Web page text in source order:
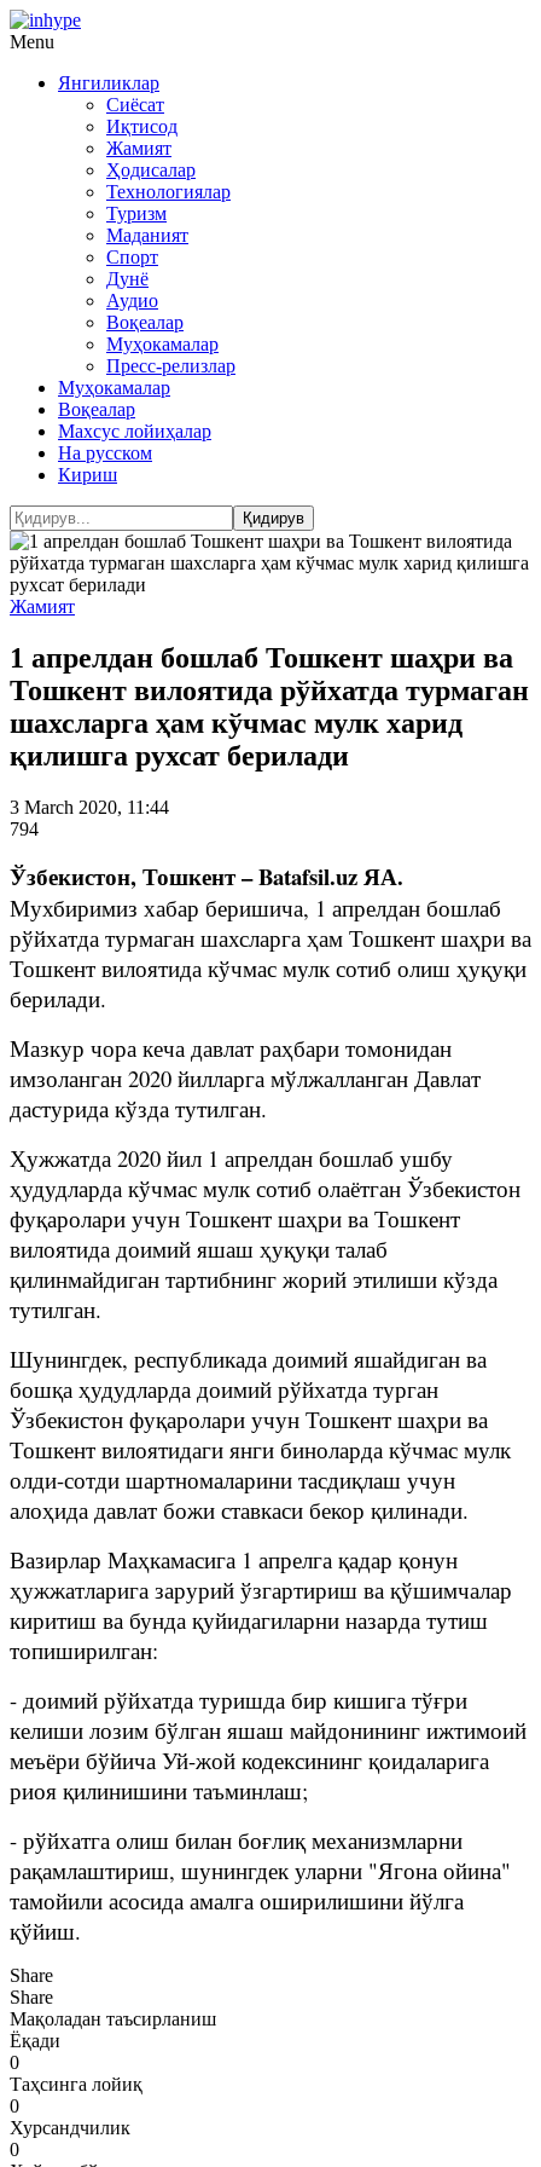
Menu
Янгиликлар
Сиёсат
Иқтисод
Жамият
Ҳодисалар
Технологиялар
Туризм
Маданият
Спорт
Дунё
Аудио
Воқеалар
Муҳокамалар
Пресс-релизлар
Муҳокамалар
Воқеалар
Махсус лойиҳалар
На русском
Кириш
Жамият
1 апрелдан бошлаб Тошкент шаҳри ва
Тошкент вилоятида рўйхатда турмаган
шахсларга ҳам кўчмас мулк харид
қилишга рухсат берилади
3 March 2020, 11:44
794
Ўзбекистон, Тошкент – Batafsil.uz ЯА.
Мухбиримиз хабар беришича, 1 апрелдан бошлаб
рўйхатда турмаган шахсларга ҳам Тошкент шаҳри ва
Тошкент вилоятида кўчмас мулк сотиб олиш ҳуқуқи
берилади.
Мазкур чора кеча давлат раҳбари томонидан
имзоланган 2020 йилларга мўлжалланган Давлат
дастурида кўзда тутилган.
Ҳужжатда 2020 йил 1 апрелдан бошлаб ушбу
ҳудудларда кўчмас мулк сотиб олаётган Ўзбекистон
фуқаролари учун Тошкент шаҳри ва Тошкент
вилоятида доимий яшаш ҳуқуқи талаб
қилинмайдиган тартибнинг жорий этилиши кўзда
тутилган.
Шунингдек, республикада доимий яшайдиган ва
бошқа ҳудудларда доимий рўйхатда турган
Ўзбекистон фуқаролари учун Тошкент шаҳри ва
Тошкент вилоятидаги янги биноларда кўчмас мулк
олди-сотди шартномаларини тасдиқлаш учун
алоҳида давлат божи ставкаси бекор қилинади.
Вазирлар Маҳкамасига 1 апрелга қадар қонун
ҳужжатларига зарурий ўзгартириш ва қўшимчалар
киритиш ва бунда қуйидагиларни назарда тутиш
топиширилган:
- доимий рўйхатда туришда бир кишига тўғри
келиши лозим бўлган яшаш майдонининг ижтимоий
меъёри бўйича Уй-жой кодексининг қоидаларига
риоя қилинишини таъминлаш;
- рўйхатга олиш билан боғлиқ механизмларни
рақамлаштириш, шунингдек уларни "Ягона ойина"
тамойили асосида амалга оширилишини йўлга
қўйиш.
Share
Share
Мақоладан таъсирланиш
Ёқади
0
Таҳсинга лойиқ
0
Хурсандчилик
0